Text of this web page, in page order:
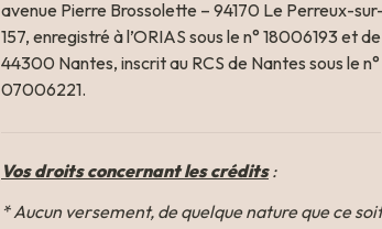
avenue Pierre Brossolette – 94170 Le Perreux-
157, enregistré à l’ORIAS sous le n° 18006193 et
44300 Nantes, inscrit au RCS de Nantes sous le n°
07006221.
Vos droits concernant les crédits :
* Aucun versement, de quelque nature que ce